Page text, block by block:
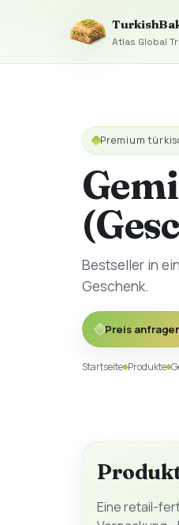
Atlas Global
Premium
Bestseller in
Geschenk.
Preis
Startseite Produkte
Eine retail-